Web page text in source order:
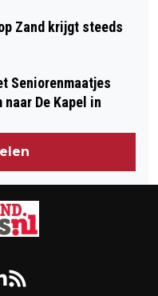
Zand krijgt steeds
Seniorenmaatjes
De Kapel in